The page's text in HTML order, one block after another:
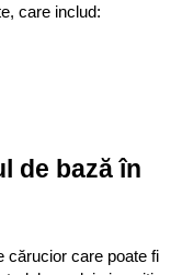
care includ:
de bază în
cărucior care poate fi